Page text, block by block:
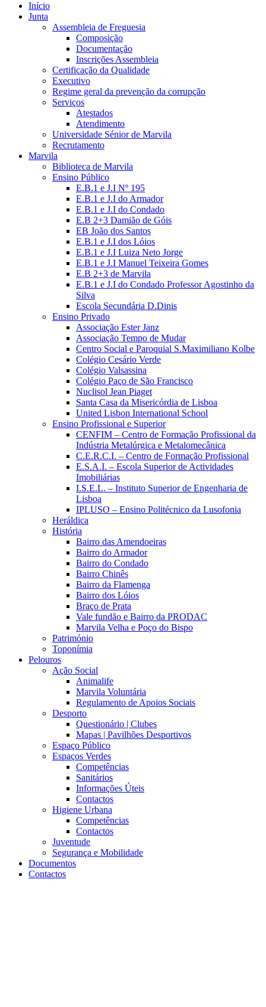
Início
Junta
Assembleia de Freguesia
Composição
Documentação
Inscrições Assembleia
Certificação da Qualidade
Executivo
Regime geral da prevenção da corrupção
Serviços
Atestados
Atendimento
Universidade Sénior de Marvila
Recrutamento
Marvila
Biblioteca de Marvila
Ensino Público
E.B.1 e J.I Nº 195
E.B.1 e J.I do Armador
E.B.1 e J.I do Condado
E.B 2+3 Damião de Góis
EB João dos Santos
E.B.1 e J.I dos Lóios
E.B.1 e J.I Luiza Neto Jorge
E.B.1 e J.I Manuel Teixeira Gomes
E.B 2+3 de Marvila
E.B.1 e J.I do Condado Professor Agostinho da
Silva
Escola Secundária D.Dinis
Ensino Privado
Associação Ester Janz
Associação Tempo de Mudar
Centro Social e Paroquial S.Maximiliano Kolbe
Colégio Cesário Verde
Colégio Valsassina
Colégio Paço de São Francisco
Nuclisol Jean Piaget
Santa Casa da Misericórdia de Lisboa
United Lisbon International School
Ensino Profissional e Superior
CENFIM – Centro de Formação Profissional da
Indústria Metalúrgica e Metalomecânica
C.E.R.C.I. – Centro de Formação Profissional
E.S.A.I. – Escola Superior de Actividades
Imobiliárias
I.S.E.L. – Instituto Superior de Engenharia de
Lisboa
IPLUSO – Ensino Politécnico da Lusofonia
Heráldica
História
Bairro das Amendoeiras
Bairro do Armador
Bairro do Condado
Bairro Chinês
Bairro da Flamenga
Bairro dos Lóios
Braço de Prata
Vale fundão e Bairro da PRODAC
Marvila Velha e Poço do Bispo
Património
Toponímia
Pelouros
Ação Social
Animalife
Marvila Voluntária
Regulamento de Apoios Sociais
Desporto
Questionário | Clubes
Mapas | Pavilhões Desportivos
Espaço Público
Espaços Verdes
Competências
Sanitários
Informações Úteis
Contactos
Higiene Urbana
Competências
Contactos
Juventude
Segurança e Mobilidade
Documentos
Contactos